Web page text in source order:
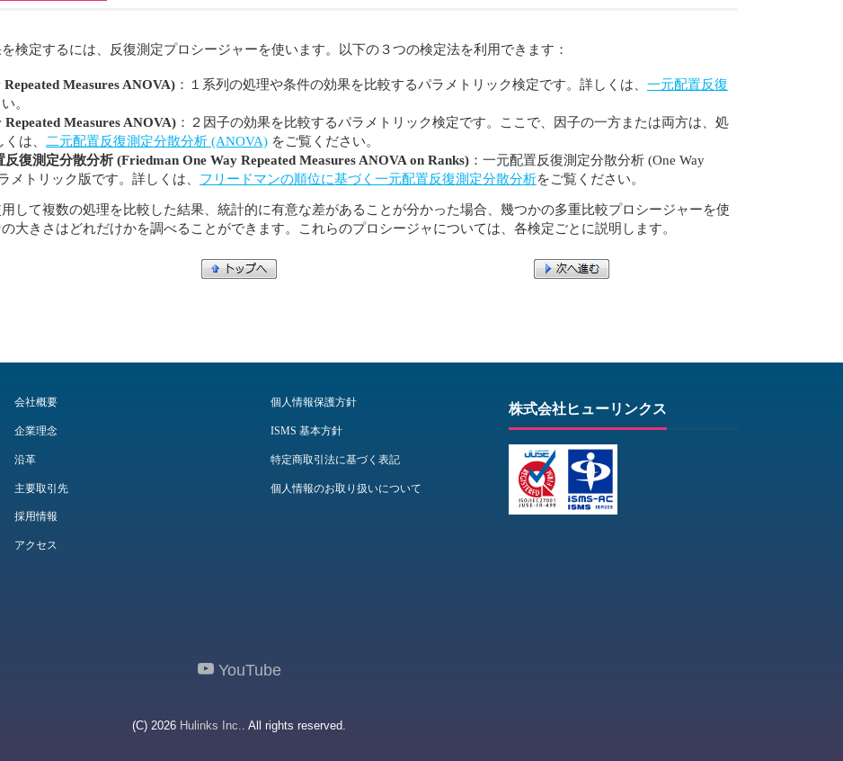
検定するには、反復測定プロシージャーを使います。以下の３つの検定法を利用できます：
Measures ANOVA) ：１系列の処理や条件の効果を比較するパラメトリック検定です。詳しくは、 一元配置反復
。
Measures ANOVA) ：２因子の効果を比較するパラメトリック検定です。ここで、因子の一方または両方は、処
は、
二元配置反復測定分散分析 (ANOVA) をご覧ください。
復測定分散分析 (Friedman One Way Repeated Measures ANOVA on Ranks) ：一元配置反復測定分散分析 (One Way
メトリック版です。詳しくは、 フリードマンの順位に基づく一元配置反復測定分散分析をご覧ください。
して複数の処理を比較した結果、統計的に有意な差があることが分かった場合、幾つかの多重比較プロシージャーを使
大きさはどれだけかを調べることができます。これらのプロシージャについては、各検定ごとに説明します。
会社概要
企業理念
沿革
主要取引先
採用情報
アクセス
個人情報保護方針
ISMS 基本方針
特定商取引法に基づく表記
個人情報のお取り扱いについて
株式会社ヒューリンクス
YouTube
(C) 2026 Hulinks Inc. . All rights reserved.